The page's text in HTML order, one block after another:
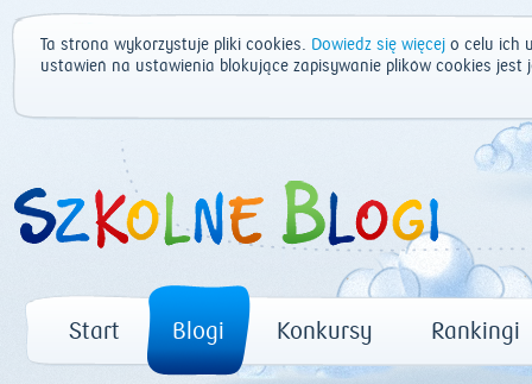
Ta strona wykorzystuje pliki cookies. Dowiedz się więcej o celu ich
ustawień na ustawienia blokujące zapisywanie plików cookies
Start Blogi Konkursy Rankingi